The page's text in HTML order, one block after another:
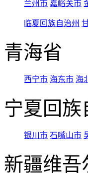
兰州市 嘉峪关市
临夏回族自治州
青海省
西宁市 海东市 海
宁夏回族
银川市 石嘴山市
新疆维吾